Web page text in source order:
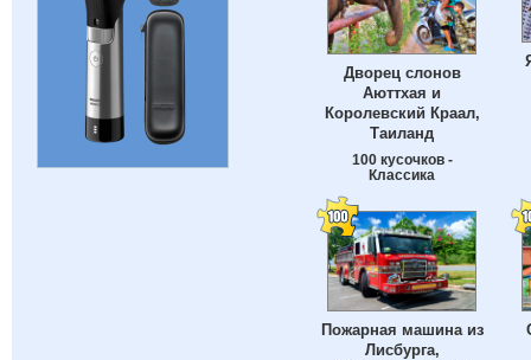
Дворец слонов
Аюттхая и
Королевский Краал,
Таиланд
100 кусочков -
Классика
Пожарная машина из
Лисбурга,